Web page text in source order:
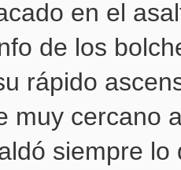
en el
de los
rápido
muy cercano
siempre